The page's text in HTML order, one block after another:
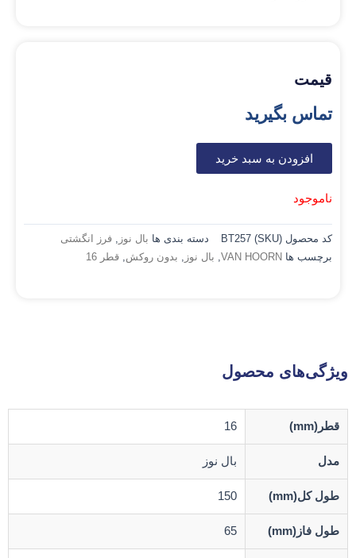
قیمت
تماس بگیرید
افزودن به سبد خرید
ناموجود
کد محصول (SKU) BT257 دسته بندی ها بال نوز , فرز انگشتی
برچسب ها VAN HOORN
, بال نوز , بدون روکش, قطر 16
ویژگی‌های محصول
قطر(mm) 16
مدل بال نوز
طول کل(mm) 150
طول فاز(mm) 65